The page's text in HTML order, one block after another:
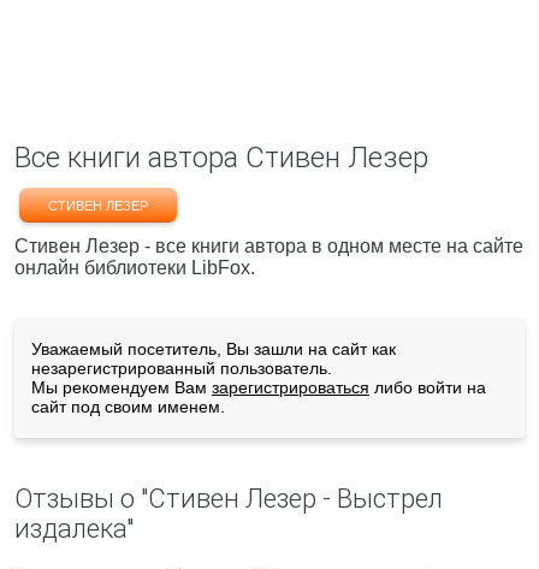
Все книги автора Стивен Лезер
СТИВЕН ЛЕЗЕР
Стивен Лезер - все книги автора в одном месте на сайте
онлайн библиотеки LibFox.
Уважаемый посетитель, Вы зашли на сайт как
незарегистрированный пользователь.
Мы рекомендуем Вам зарегистрироваться либо войти на
сайт под своим именем.
Отзывы о "Стивен Лезер - Выстрел
издалека"